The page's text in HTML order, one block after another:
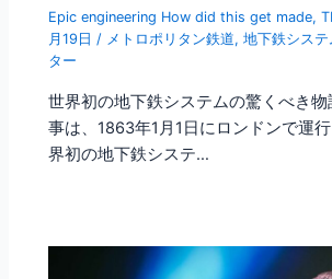
Epic engineering How did this get made,
月19日 / メトロポリタン鉄道,地下鉄システ
ター
世界初の地下鉄システムの驚くべき
事は、1863年1月1日にロンドンで運
界初の地下鉄システ…